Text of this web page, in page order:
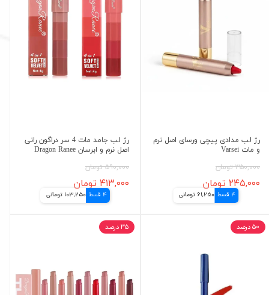
رژ لب مدادی پیچی ورسای اصل نرم
و مات Varsei
۳۵۰,۰۰۰ تومان
۲۴۵,۰۰۰ تومان
4 قسط 61,250 تومانی
رژ لب جامد مات 4 سر دراگون رانی
اصل نرم و ابرسان Dragon Ranee
۵۹۰,۰۰۰ تومان
۴۱۳,۰۰۰ تومان
4 قسط 103,250 تومانی
۵۰ درصد ۳۵ درصد